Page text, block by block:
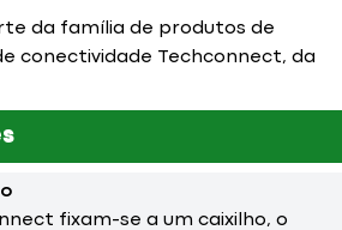
da família de produtos de
conectividade Techconnect, da
fixam-se a um caixilho, o